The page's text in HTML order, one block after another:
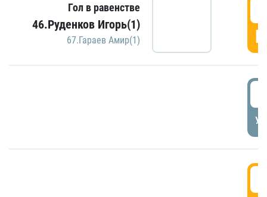
Гол в равенстве
46.Руденков Игорь(1)
67.Гараев Амир(1)